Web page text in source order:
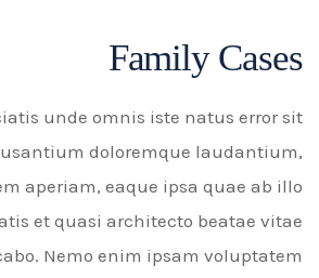
Family Cases
unde omnis iste natus error sit
doloremque laudantium,
aperiam, eaque ipsa quae ab illo
et quasi architecto beatae vitae
Nemo enim ipsam voluptatem